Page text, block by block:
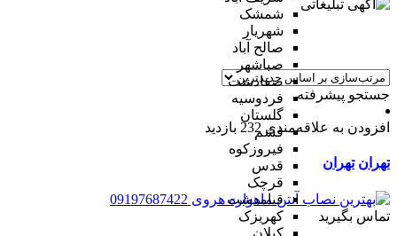
شمشک
شهریار
صالح آباد
صباشهر
صفادشت
فردوسیه
گلستان
فشم
فیروزکوه
قدس
قرچک
قیامدشت
کهریزک
جستجو پیشرفته
افزودن به علاقه‌مندی 232 بازدید
تهران تهران
تماس بگیرید